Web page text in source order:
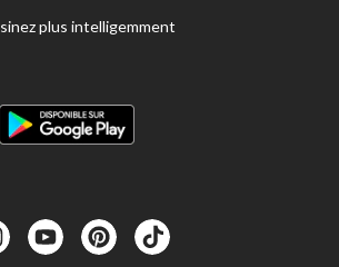
plus intelligemment